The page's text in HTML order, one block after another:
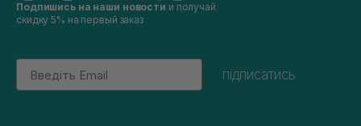
Подпишись на наши новости и получай
скидку 5% на первый заказ
Email
підписатись